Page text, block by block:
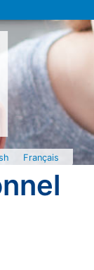
Français